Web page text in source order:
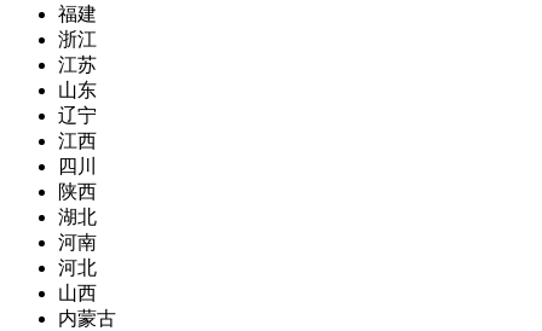
福建
浙江
江苏
山东
辽宁
江西
四川
陕西
湖北
河南
河北
山西
内蒙古